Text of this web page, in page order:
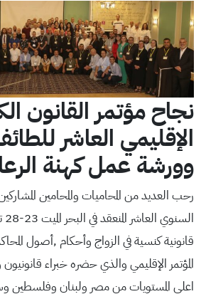
نجاح مؤتمر القانون
الإقليمي العاشر
وورشة عمل كهنة
رحب العديد من المحاميات والمحامين
قانونية كنسية في الزواج وأحكام ,أصول
المؤتمر الإقليمي والذي حضره خبراء
اعلى المستويات من مصر ولبنان وفلسطين